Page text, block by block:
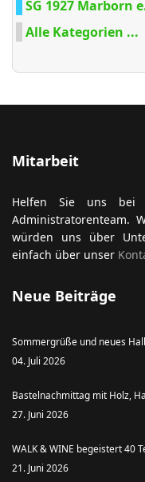
SG 1927 Marborn
Alle Kategorien ...
Mitarbeit
Helfen Sie uns bei
Administratorenteam.
würden uns über
einfach über unser
Neue Beiträge
Sommergrüße und neues
04. Juli 2026
Bastelnachmittag mit Holz,
27. Juni 2026
WALK & WINE begeistert 40
21. Juni 2026